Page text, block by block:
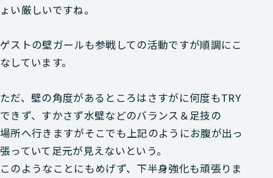
ょい厳しいですね。
ゲストの壁ガールも参戦しての活動ですが順調にこ
なしています。
ただ、壁の角度があるところはさすがに何度もTRY
できず、すかさず水壁などのバランス＆足技の
場所へ行きますがそこでも上記のようにお腹が出っ
張っていて足元が見えないという。
このようなことにもめげず、下半身強化も頑張りま